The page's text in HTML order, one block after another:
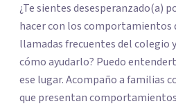
¿Te sientes desesperanzado(a)
hacer con los comportamientos
llamadas frecuentes del colegio
cómo ayudarlo? Puedo entenderte porque he estado en
ese lugar. Acompaño a familias con niños y adolescentes
que presentan